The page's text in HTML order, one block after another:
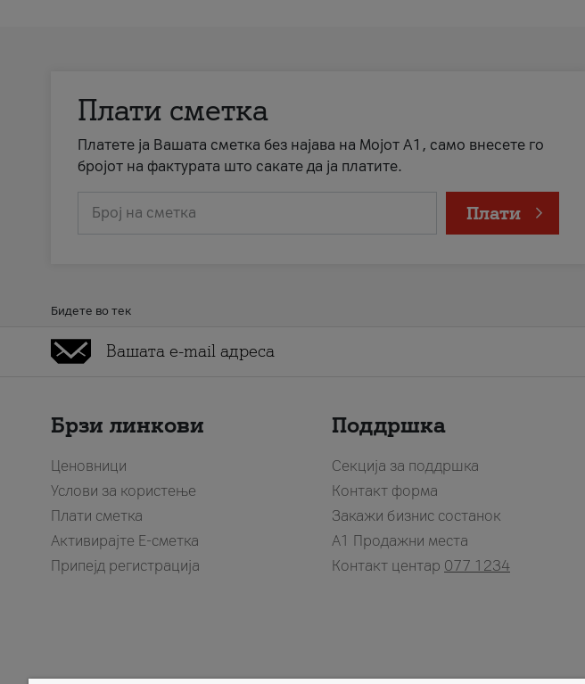
Плати сметка
Платете ја Вашата сметка без најава на Мојот А1, само внесете го
бројот на фактурата што сакате да ја платите.
Број на сметка Плати
Бидете во тек
Брзи линкови
Ценовници
Услови за користење
Плати сметка
Активирајте Е-сметка
Припејд регистрација
Поддршка
Секција за поддршка
Контакт форма
Закажи бизнис состанок
A1 Продажни места
Контакт центар 077 1234